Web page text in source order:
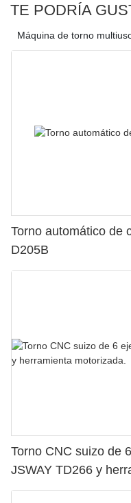
TE PODRÍA
Máquina de torno
Torno automático de
D205B
Torno CNC suizo de
JSWAY TD266 y